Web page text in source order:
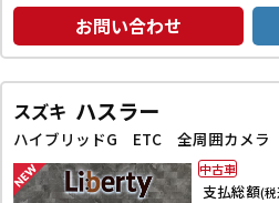
お問い合わせ
スズキ ハスラー
支払総額(
中古車